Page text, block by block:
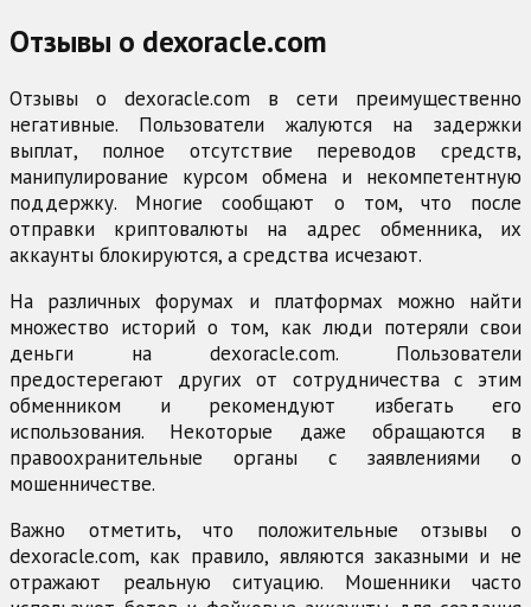
Отзывы о dexoracle.com
Отзывы о dexoracle.com в сети преимущественно
негативные. Пользователи жалуются на задержки
выплат, полное отсутствие переводов средств,
манипулирование курсом обмена и некомпетентную
поддержку. Многие сообщают о том, что после
отправки криптовалюты на адрес обменника, их
аккаунты блокируются, а средства исчезают.
На различных форумах и платформах можно найти
множество историй о том, как люди потеряли свои
деньги на dexoracle.com. Пользователи
предостерегают других от сотрудничества с этим
обменником и рекомендуют избегать его
использования. Некоторые даже обращаются в
правоохранительные органы с заявлениями о
мошенничестве.
Важно отметить, что положительные отзывы о
dexoracle.com, как правило, являются заказными и не
отражают реальную ситуацию. Мошенники часто